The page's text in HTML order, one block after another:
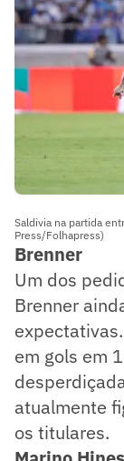
Saldivia na partida
Press/Folhapress)
Brenner
Um dos
Brenner
em gols em
atualmente
os titulares.